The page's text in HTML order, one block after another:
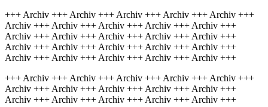
+++ Archiv +++ Archiv +++ Archiv +++ Archiv +++ Archiv +++
Archiv +++ Archiv +++ Archiv +++ Archiv +++ Archiv +++
Archiv +++ Archiv +++ Archiv +++ Archiv +++ Archiv +++
Archiv +++ Archiv +++ Archiv +++ Archiv +++ Archiv +++
Archiv +++ Archiv +++ Archiv +++ Archiv +++ Archiv +++
+++ Archiv +++ Archiv +++ Archiv +++ Archiv +++ Archiv +++
Archiv +++ Archiv +++ Archiv +++ Archiv +++ Archiv +++
Archiv +++ Archiv +++ Archiv +++ Archiv +++ Archiv +++